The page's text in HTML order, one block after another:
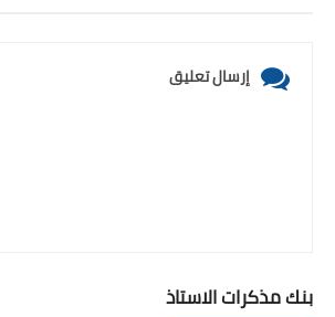
إرسال تعليق
بنك مذكرات الاستاذ